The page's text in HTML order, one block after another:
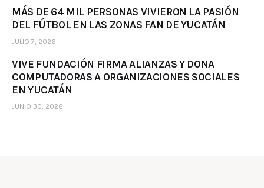
MÁS DE 64 MIL PERSONAS VIVIERON LA PASIÓN
DEL FÚTBOL EN LAS ZONAS FAN DE YUCATÁN
JULIO 7, 2026
VIVE FUNDACIÓN FIRMA ALIANZAS Y DONA
COMPUTADORAS A ORGANIZACIONES SOCIALES
EN YUCATÁN
JUNIO 30, 2026